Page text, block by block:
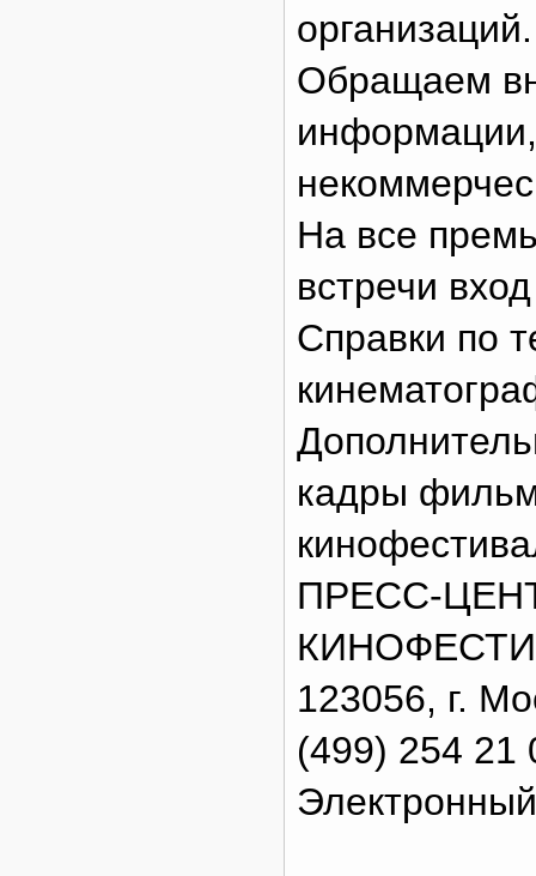
организаций.
Обращаем
На все
встречи
Справки по
кадры
ПРЕСС-
123056, г.
(499) 254 21